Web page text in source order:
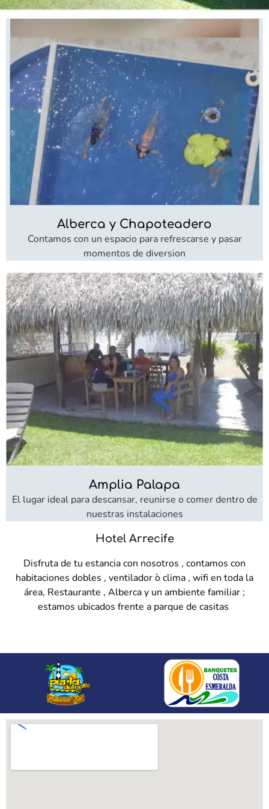
Alberca y Chapoteadero
Contamos con un espacio para refrescarse y pasar
momentos de diversion
Amplia Palapa
El lugar ideal para descansar, reunirse o comer dentro de
nuestras instalaciones
Hotel Arrecife
Disfruta de tu estancia con nosotros , contamos con
habitaciones dobles , ventilador ò clima , wifi en toda la
área, Restaurante , Alberca y un ambiente familiar ;
estamos ubicados frente a parque de casitas